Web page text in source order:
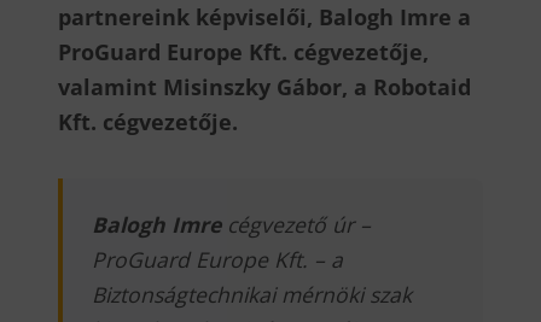
partnereink képviselői, Balogh Imre a
ProGuard Europe Kft. cégvezetője,
valamint Misinszky Gábor, a Robotaid
Kft. cégvezetője.
Balogh Imrecégvezető úr –
ProGuard Europe Kft. – a
Biztonságtechnikai mérnöki szak